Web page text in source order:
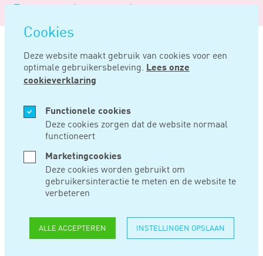
overslaan
Cookies
Deze website maakt gebruik van cookies voor een
optimale gebruikersbeleving. Lees onze
cookieverklaring
Functionele cookies
Deze cookies zorgen dat de website normaal
functioneert
Marketingcookies
Deze cookies worden gebruikt om
gebruikersinteractie te meten en de website te
verbeteren
ALLE ACCEPTEREN INSTELLINGEN OPSLAAN
Logo
Noord
Negentig
Home Nieuws
JUL 30, 2020
RECHTSGELDIG
MINIMUM VAN 4%
VOOR REKENRENTE
PENSIOEN